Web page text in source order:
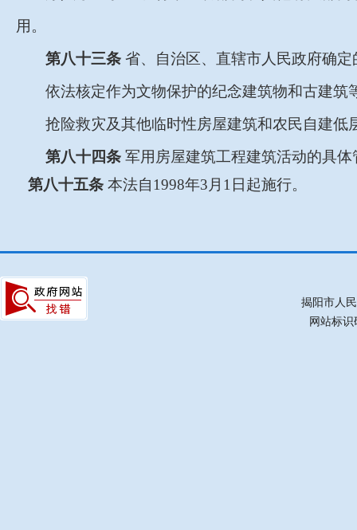
用。
第八十三条 省、自治区、直辖市人民政府确
依法核定作为文物保护的纪念建筑物和古建
抢险救灾及其他临时性房屋建筑和农民自建低
第八十四条 军用房屋建筑工程建筑活动的具
第八十五条 本法自1998年3月1日起施行。
揭阳市人
网站标